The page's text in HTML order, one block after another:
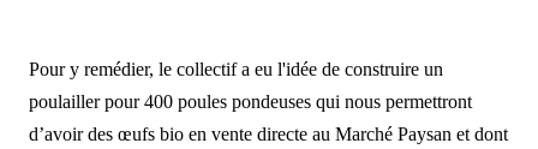
Pour y remédier, le collectif a eu l'idée de construire un
poulailler pour 400 poules pondeuses qui nous permettront
d’avoir des œufs bio en vente directe au Marché Paysan et dont